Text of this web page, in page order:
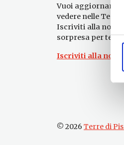
Vuoi
vedere nelle Terre
Iscriviti alla
sorpresa per te!
Iscriviti alla
© 2026 Terre di